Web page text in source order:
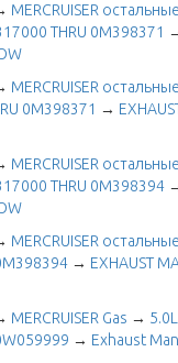
MERCRUISER остальные
THRU 0M398371
MERCRUISER остальные
0M398371 →
MERCRUISER остальные
THRU 0M398394
MERCRUISER остальные
→ EXHAUST
MERCRUISER Gas →
→ Exhaust